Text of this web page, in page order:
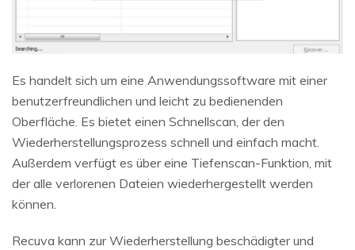
Es handelt sich um eine Anwendungssoftware mit einer
benutzerfreundlichen und leicht zu bedienenden
Oberfläche. Es bietet einen Schnellscan, der den
Wiederherstellungsprozess schnell und einfach macht.
Außerdem verfügt es über eine Tiefenscan-Funktion, mit
der alle verlorenen Dateien wiederhergestellt werden
können.
Recuva kann zur Wiederherstellung beschädigter und